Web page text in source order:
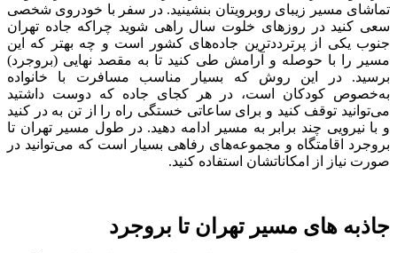
تماشای مسیر زیبای روبرویتان بنشینید. در سفر با خودروی شخصی
سعی کنید در روز‌های خلوت سال راهی شوید چرا‌که جاده تهران
جنوب یکی از پر‌تردد‌ترین جاده‌های کشور است و چه بهتر که این
مسیر را با حوصله و آرامش طی کنید تا به مقصد نهایی (بروجرد)
برسید. در این روش که بسیار مناسب مسافرت با خانواده
به‌خصوص کودکان است، در هر کجای جاده که دوست داشتید
می‌توانید توقف کنید و برای ساعاتی خستگی راه را از تن به در کنید
و با نیرویی چند برابر به مسیر ادامه دهید. در طول مسیر تهران تا
بروجرد اقامتگاه و مجموعه‌های رفاهی بسیار است که می‌توانید در
صورت نیاز از امکاناتشان استفاده کنید.
جاذبه‌ های مسیر تهران تا بروجرد